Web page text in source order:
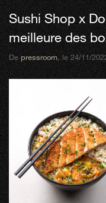
Sushi Shop x
meilleure des
Depressroom, le 24/11/